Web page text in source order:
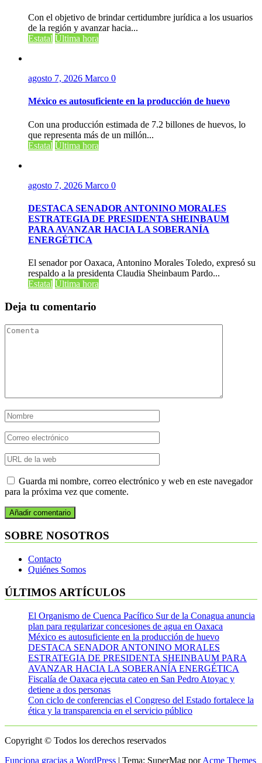
Con el objetivo de brindar certidumbre jurídica a los usuarios
de la región y avanzar hacia...
Estatal Última hora
agosto 7, 2026 Marco 0
México es autosuficiente en la producción de huevo
Con una producción estimada de 7.2 billones de huevos, lo
que representa más de un millón...
Estatal Última hora
agosto 7, 2026 Marco 0
DESTACA SENADOR ANTONINO MORALES
ESTRATEGIA DE PRESIDENTA SHEINBAUM
PARA AVANZAR HACIA LA SOBERANÍA
ENERGÉTICA
El senador por Oaxaca, Antonino Morales Toledo, expresó su
respaldo a la presidenta Claudia Sheinbaum Pardo...
Estatal Última hora
Deja tu comentario
Guarda mi nombre, correo electrónico y web en este navegador
para la próxima vez que comente.
SOBRE NOSOTROS
Contacto
Quiénes Somos
ÚLTIMOS ARTÍCULOS
El Organismo de Cuenca Pacífico Sur de la Conagua anuncia
plan para regularizar concesiones de agua en Oaxaca
México es autosuficiente en la producción de huevo
DESTACA SENADOR ANTONINO MORALES
ESTRATEGIA DE PRESIDENTA SHEINBAUM PARA
AVANZAR HACIA LA SOBERANÍA ENERGÉTICA
Fiscalía de Oaxaca ejecuta cateo en San Pedro Atoyac y
detiene a dos personas
Con ciclo de conferencias el Congreso del Estado fortalece la
ética y la transparencia en el servicio público
Copyright © Todos los derechos reservados
Funciona gracias a WordPress | Tema: SuperMag porAcme Themes